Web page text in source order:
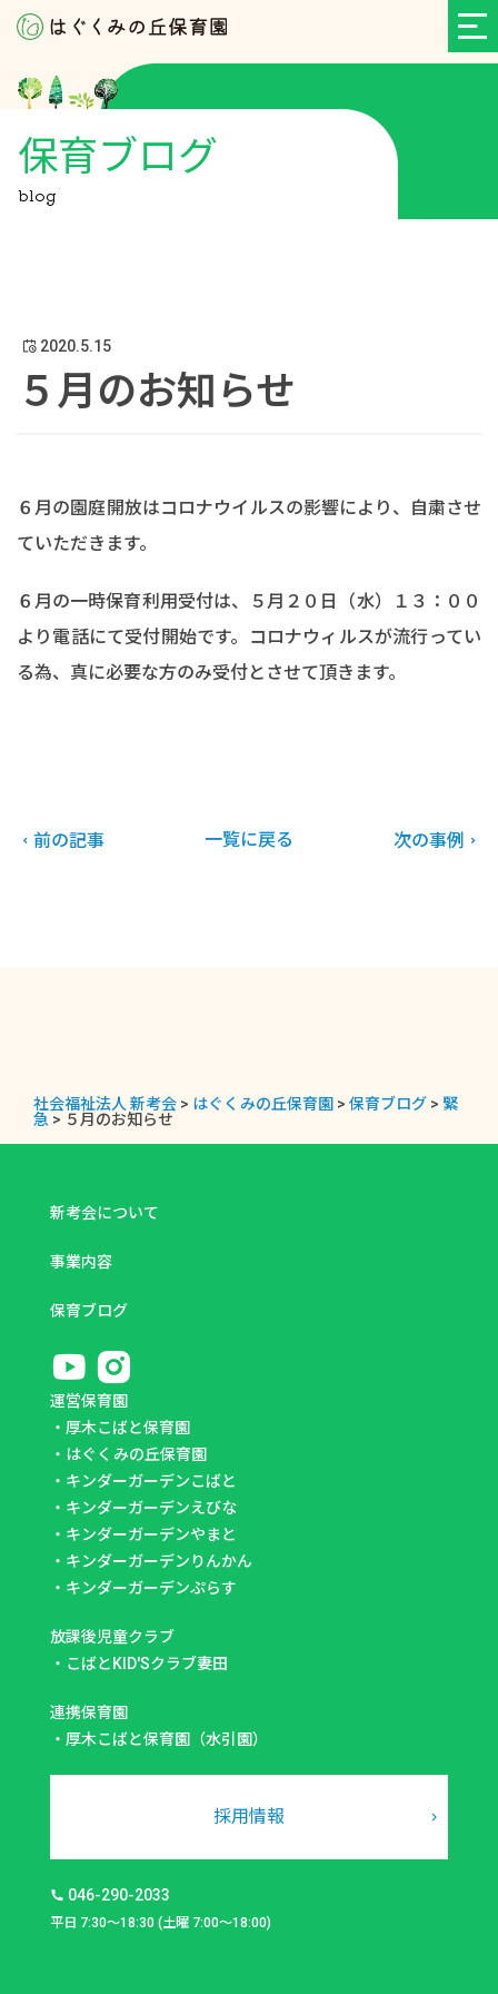
保育ブログ
blog
2020.5.15
５月のお知らせ
６月の園庭開放はコロナウイルスの影響により、自粛させ
ていただきます。
６月の一時保育利用受付は、５月２０日（水）１３：００
より電話にて受付開始です。コロナウィルスが流行ってい
る為、真に必要な方のみ受付とさせて頂きます。
前の記事 一覧に戻る 次の事例
社会福祉法人 新考会 > はぐくみの丘保育園 > 保育ブログ > 緊
急 > ５月のお知らせ
新考会について
事業内容
保育ブログ
運営保育園
・ 厚木こばと保育園
・ はぐくみの丘保育園
・ キンダーガーデンこばと
・ キンダーガーデンえびな
・ キンダーガーデンやまと
・ キンダーガーデンりんかん
・ キンダーガーデンぷらす
放課後児童クラブ
・ こばとKID'Sクラブ妻田
連携保育園
・ 厚木こばと保育園（水引園）
採用情報
046-290-2033
平日 7:30～18:30 (土曜 7:00～18:00)